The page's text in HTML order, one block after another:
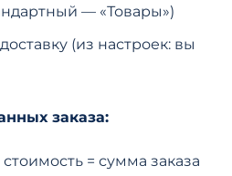
— «Товары»)
(из настроек: вы
заказа:
= сумма заказа